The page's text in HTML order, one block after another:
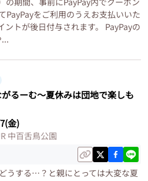
PayPayをご利用のうえお支払いいた
ントが後日付与されます。 PayPayの
るーむ〜夏休みは団地で楽しも
金)
中百舌鳥公園
うする…？と親にとっては大変な夏